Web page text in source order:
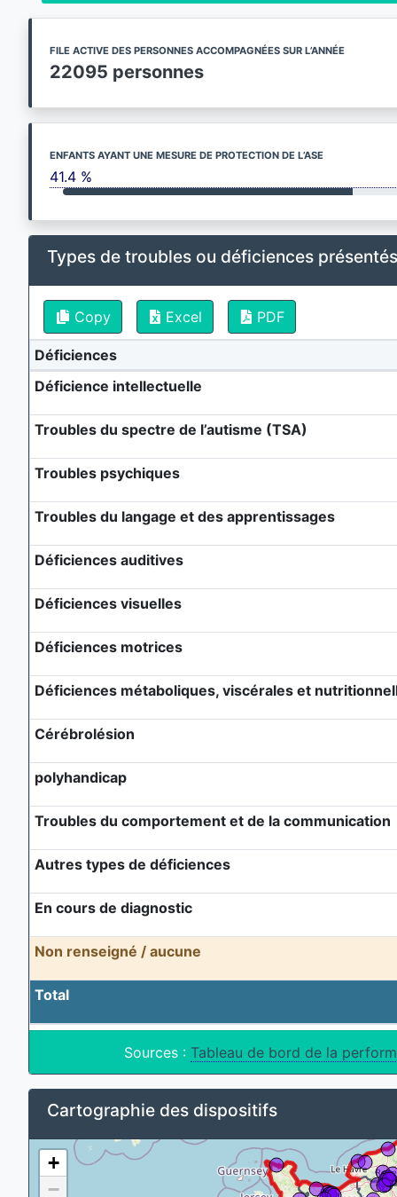
FILE ACTIVE DES PERSONNES ACCOMPAGNÉES SUR L’ANNÉE
22095 personnes
ENFANTS AYANT UNE MESURE DE PROTECTION DE L’ASE
41.4 %
Types de troubles ou déficiences
Copy Excel PDF
Déficiences
Déficience intellectuelle
Troubles du spectre de l’autisme (TSA)
Troubles psychiques
Troubles du langage et des apprentissages
Déficiences auditives
Déficiences visuelles
Déficiences motrices
Déficiences métaboliques, viscérales et
Cérébrolésion
polyhandicap
Troubles du comportement et de la communication
Autres types de déficiences
En cours de diagnostic
Non renseigné / aucune
Total
Sources : Tableau de bord de la
Cartographie des dispositifs
+
−